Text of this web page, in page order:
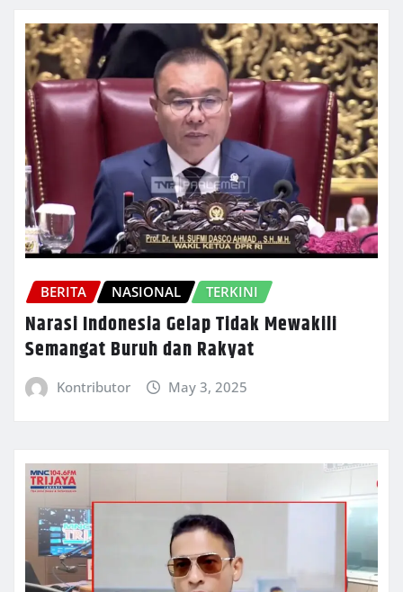
BERITA NASIONAL TERKINI
Narasi Indonesia Gelap Tidak Mewakili
Semangat Buruh dan Rakyat
Kontributor May 3, 2025